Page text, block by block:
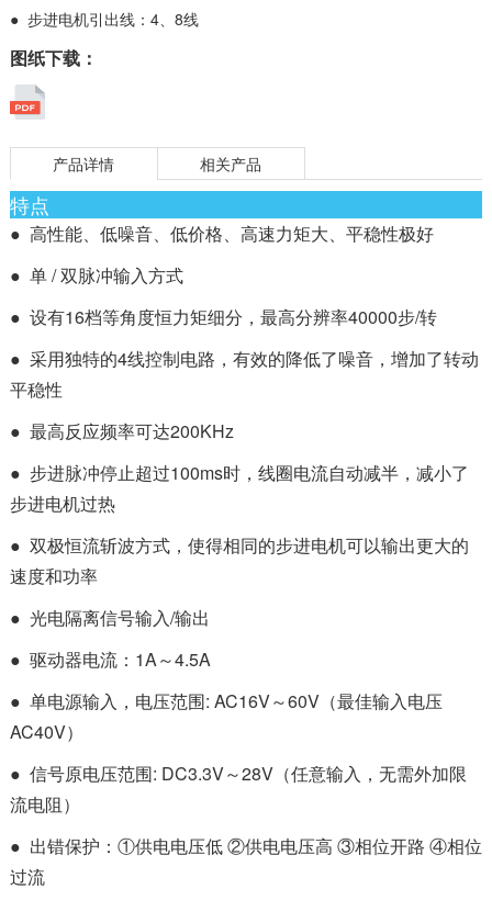
● 步进电机引出线：4、8线
图纸下载：
产品详情 相关产品
特点
● 高性能、低噪音、低价格、高速力矩大、平稳性极好
● 单 / 双脉冲输入方式
● 设有16档等角度恒力矩细分，最高分辨率40000步/转
● 采用独特的4线控制电路，有效的降低了噪音，增加了转动
平稳性
● 最高反应频率可达200KHz
● 步进脉冲停止超过100ms时，线圈电流自动减半，减小了
步进电机过热
● 双极恒流斩波方式，使得相同的步进电机可以输出更大的
速度和功率
● 光电隔离信号输入/输出
● 驱动器电流：1A～4.5A
● 单电源输入，电压范围: AC16V～60V（最佳输入电压
AC40V）
● 信号原电压范围: DC3.3V～28V（任意输入，无需外加限
流电阻）
● 出错保护：①供电电压低 ②供电电压高 ③相位开路 ④相位
过流